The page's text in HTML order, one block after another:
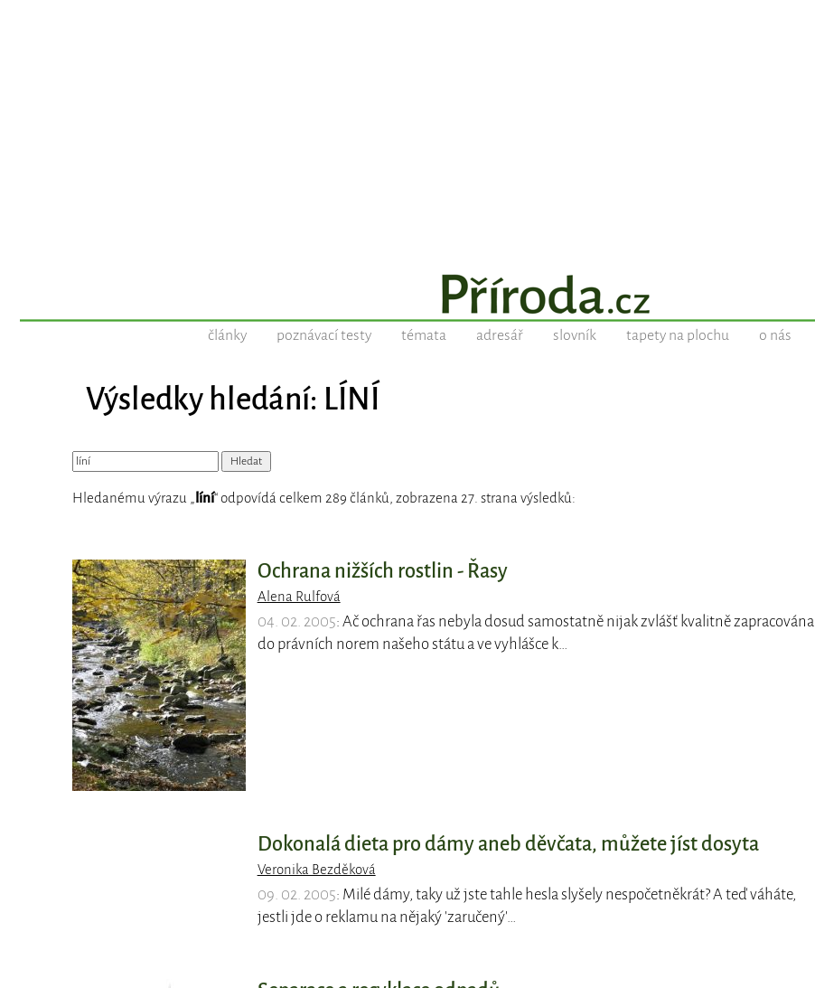
články poznávací testy témata adresář slovník tapety na plochu o nás
Výsledky hledání: LÍNÍ
Hledanému výrazu „ líní“ odpovídá celkem 289 článků, zobrazena 27. strana výsledků:
Ochrana nižších rostlin - Řasy
Alena Rulfová
04. 02. 2005: Ač ochrana řas nebyla dosud samostatně nijak zvlášť kvalitně zapracována
do právních norem našeho státu a ve vyhlášce k…
Dokonalá dieta pro dámy aneb děvčata, můžete jíst dosyta
Veronika Bezděková
09. 02. 2005: Milé dámy, taky už jste tahle hesla slyšely nespočetněkrát? A teď váháte,
jestli jde o reklamu na nějaký 'zaručený'…